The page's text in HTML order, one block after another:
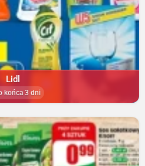
Lidl
końca 3 dni